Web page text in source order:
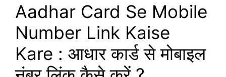
Aadhar Card Se Mobile
Number Link Kaise
Kare : आधार कार्ड से मोबाइल